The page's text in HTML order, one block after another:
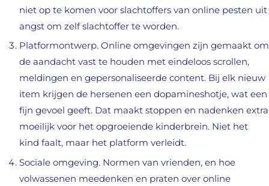
niet op te komen voor slachtoffers van online pesten uit
angst om zelf slachtoffer te worden.
Platformontwerp. Online omgevingen zijn gemaakt om
de aandacht vast te houden met eindeloos scrollen,
meldingen en gepersonaliseerde content. Bij elk nieuw
item krijgen de hersenen een dopamineshotje, wat een
fijn gevoel geeft. Dat maakt stoppen en nadenken extra
moeilijk voor het opgroeiende kinderbrein. Niet het
kind faalt, maar het platform verleidt.
Sociale omgeving. Normen van vrienden, en hoe
volwassenen meedenken en praten over online